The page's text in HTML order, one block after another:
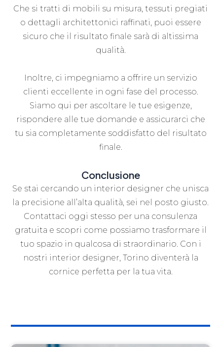
Che si tratti di mobili su misura, tessuti pregiati
o dettagli architettonici raffinati, puoi essere
sicuro che il risultato finale sarà di altissima
qualità.
Inoltre, ci impegniamo a offrire un servizio
clienti eccellente in ogni fase del processo.
Siamo qui per ascoltare le tue esigenze,
rispondere alle tue domande e assicurarci che
tu sia completamente soddisfatto del risultato
finale.
Conclusione
Se stai cercando un interior designer che unisca
la precisione all’alta qualità, sei nel posto giusto.
Contattaci oggi stesso per una consulenza
gratuita e scopri come possiamo trasformare il
tuo spazio in qualcosa di straordinario. Con i
nostri interior designer, Torino diventerà la
cornice perfetta per la tua vita.